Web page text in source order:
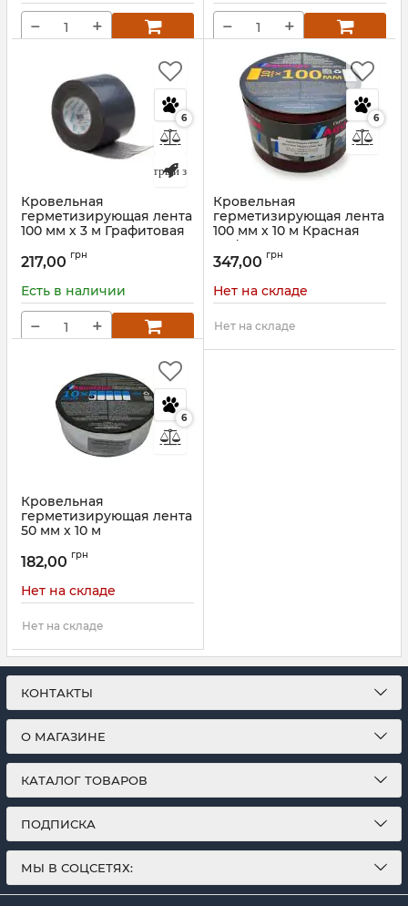
− + − +
6
Быстрый заказ
Кровельная
герметизирующая лента
100 мм х 3 м Графитовая
Артикул: 7024A10003
217,00 грн
Есть в наличии
− +
6
Кровельная
герметизирующая лента
100 мм х 10 м Красная
Red AQUATAPE
Артикул: 62743
347,00 грн
Нет на складе
Нет на складе
6
Кровельная
герметизирующая лента
50 мм х 10 м
AQUATAPE
182,00 грн
Нет на складе
Нет на складе
КОНТАКТЫ
О МАГАЗИНЕ
КАТАЛОГ ТОВАРОВ
ПОДПИСКА
МЫ В СОЦСЕТЯХ: